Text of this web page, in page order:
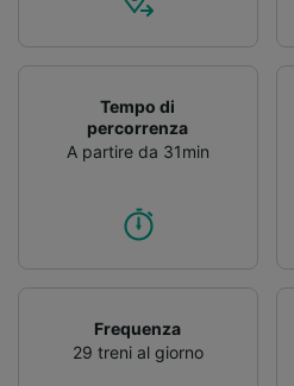
Tempo di
percorrenza
A partire da 31min
Frequenza
29 treni al giorno